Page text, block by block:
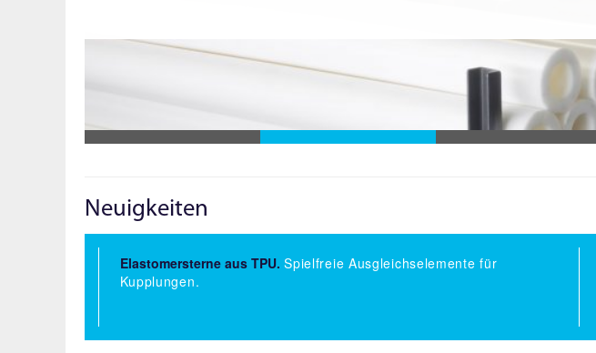
Neuigkeiten
Elastomersterne aus TPU. Spielfreie Ausgleichselemente für
Kupplungen.